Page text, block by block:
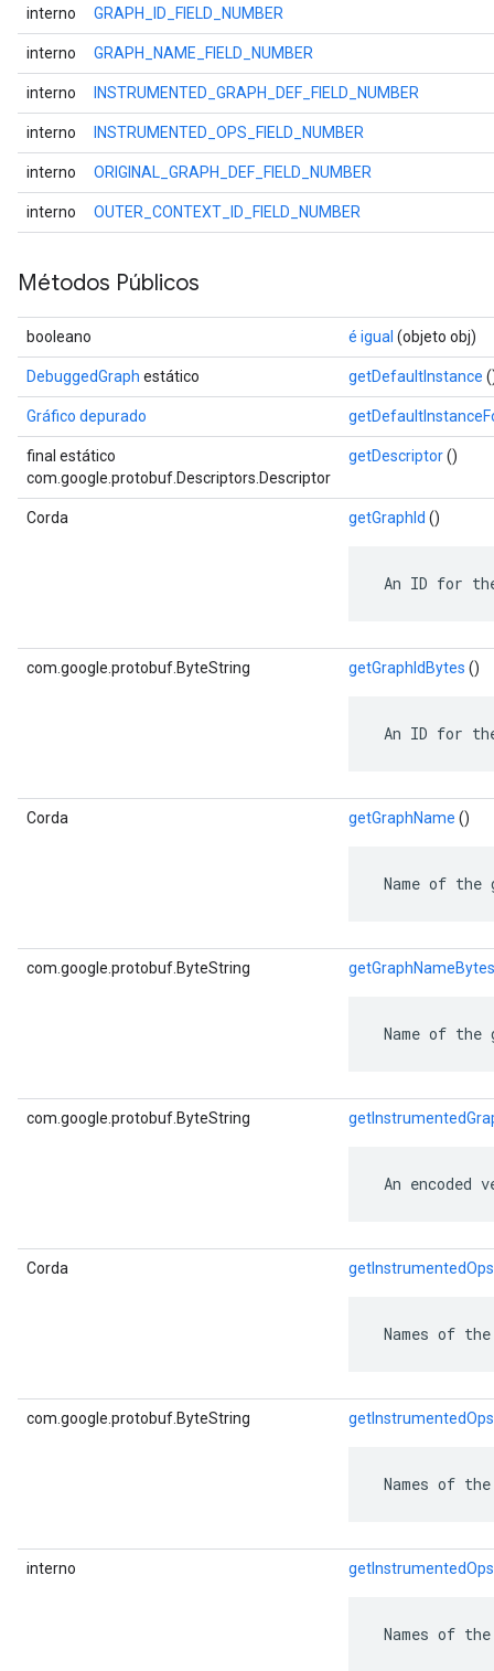
interno GRAPH_ID_FIELD_NUMBER
interno GRAPH_NAME_FIELD_NUMBER
interno INSTRUMENTED_GRAPH_DEF_FIELD_NUMBER
interno INSTRUMENTED_OPS_FIELD_NUMBER
interno ORIGINAL_GRAPH_DEF_FIELD_NUMBER
interno OUTER_CONTEXT_ID_FIELD_NUMBER
Métodos Públicos
booleano é igual (objeto obj)
DebuggedGraph estático getDefaultInstance
Gráfico depurado
final estático
com.google.protobuf.Descriptors.Descriptor
getDescriptor()
Corda getGraphId ()
An ID for
com.google.protobuf.ByteString getGraphIdBytes ()
An ID for
Corda getGraphName ()
Name of
com.google.protobuf.ByteString getGraphNameBytes
Name of
com.google.protobuf.ByteString
An encoded
Corda getInstrumentedOps
Names of
com.google.protobuf.ByteString
Names of
interno
Names of